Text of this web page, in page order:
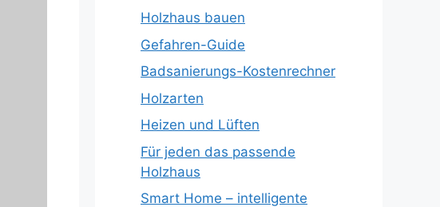
Holzhaus bauen
Gefahren-Guide
Badsanierungs-Kostenrechner
Holzarten
Heizen und Lüften
Für jeden das passende
Holzhaus
Smart Home – intelligente